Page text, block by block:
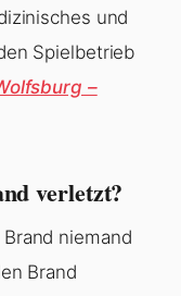
und
Spielbetrieb
–
verletzt?
niemand
Brand